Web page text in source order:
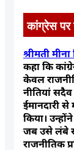
कांग्रेस पर
श्रीमती
कहा कि
केवल
नीतियां
ईमानदारी
किया।
जब उसे लंबे
राजनीतिक